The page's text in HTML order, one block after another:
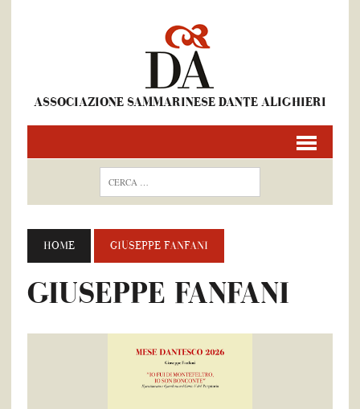
ASSOCIAZIONE SAMMARINESE DANTE ALIGHIERI
HOME GIUSEPPE FANFANI
GIUSEPPE FANFANI